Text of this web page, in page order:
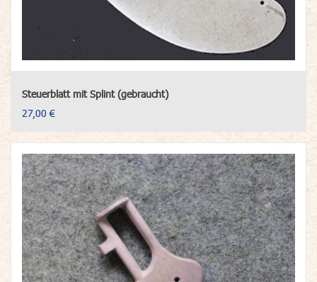
Steuerblatt mit Splint (gebraucht)
27,00 €